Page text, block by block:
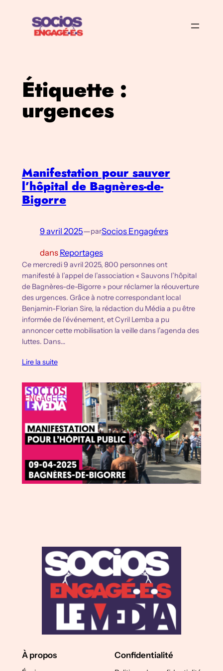
contenu
Étiquette :
urgences
Manifestation pour sauver
l’hôpital de Bagnères-de-
Bigorre
9 avril 2025—parSocios Engagé·e·s
dans Reportages
Ce mercredi 9 avril 2025, 800 personnes ont
manifesté à l’appel de l’association « Sauvons l’hôpital
de Bagnères-de-Bigorre » pour réclamer la réouverture
des urgences. Grâce à notre correspondant local
Benjamin-Florian Sire, la rédaction du Média a pu être
informée de l’événement, et Cyril Lemba a pu
annoncer cette mobilisation la veille dans l’agenda des
luttes. Dans…
Lire la suite
À propos Confidentialité